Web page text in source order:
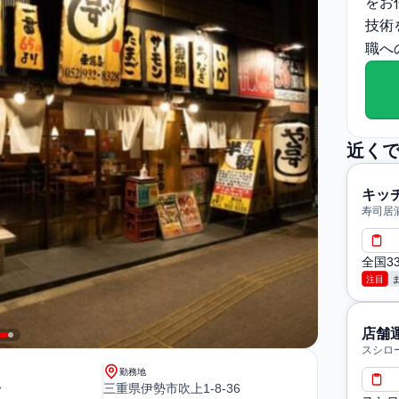
勤務地
三重県伊勢市吹上1-8-36
技術
職へ
近く
キッ
寿司居
全国
注目
店舗
スシロ